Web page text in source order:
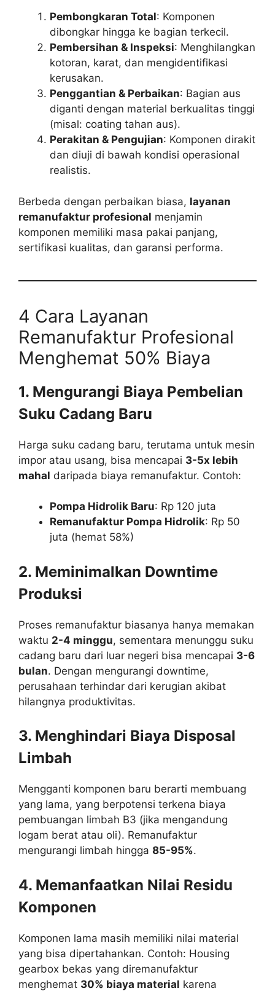
Pembongkaran Total: Komponen
dibongkar hingga ke bagian terkecil.
Pembersihan & Inspeksi: Menghilangkan
kotoran, karat, dan mengidentifikasi
kerusakan.
Penggantian & Perbaikan: Bagian aus
diganti dengan material berkualitas tinggi
(misal: coating tahan aus).
Perakitan & Pengujian: Komponen dirakit
dan diuji di bawah kondisi operasional
realistis.
Berbeda dengan perbaikan biasa, layanan
remanufaktur profesional menjamin
komponen memiliki masa pakai panjang,
sertifikasi kualitas, dan garansi performa.
4 Cara Layanan
Remanufaktur Profesional
Menghemat 50% Biaya
1. Mengurangi Biaya Pembelian
Suku Cadang Baru
Harga suku cadang baru, terutama untuk mesin
impor atau usang, bisa mencapai 3-5x lebih
mahal daripada biaya remanufaktur. Contoh:
Pompa Hidrolik Baru: Rp 120 juta
Remanufaktur Pompa Hidrolik: Rp 50
juta (hemat 58%)
2. Meminimalkan Downtime
Produksi
Proses remanufaktur biasanya hanya memakan
waktu 2-4 minggu, sementara menunggu suku
cadang baru dari luar negeri bisa mencapai 3-6
bulan. Dengan mengurangi downtime,
perusahaan terhindar dari kerugian akibat
hilangnya produktivitas.
3. Menghindari Biaya Disposal
Limbah
Mengganti komponen baru berarti membuang
yang lama, yang berpotensi terkena biaya
pembuangan limbah B3 (jika mengandung
logam berat atau oli). Remanufaktur
mengurangi limbah hingga 85-95%.
4. Memanfaatkan Nilai Residu
Komponen
Komponen lama masih memiliki nilai material
yang bisa dipertahankan. Contoh: Housing
gearbox bekas yang diremanufaktur
menghemat 30% biaya material karena